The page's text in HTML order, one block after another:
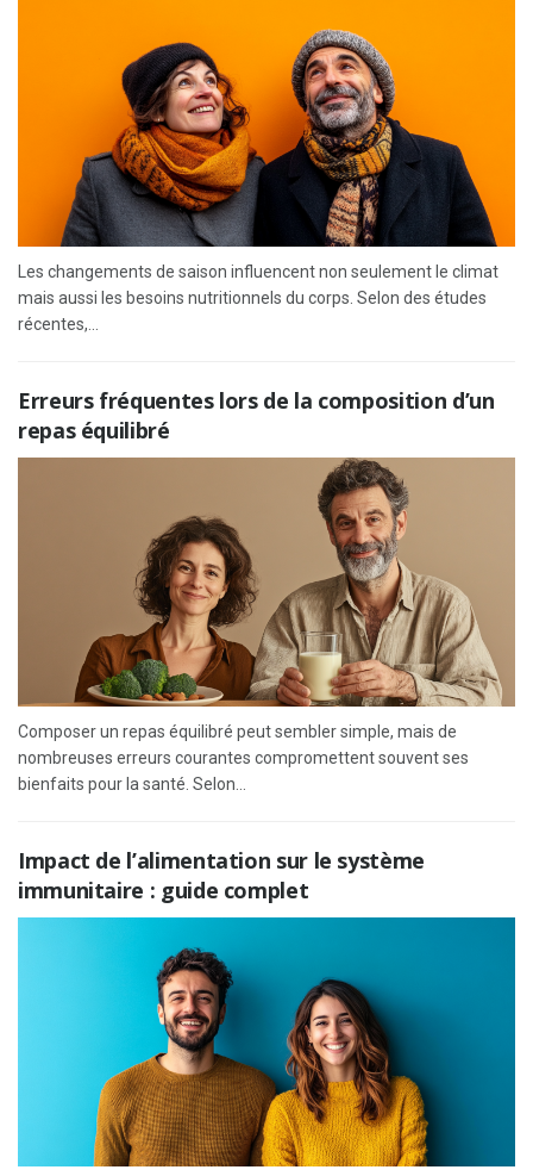
Les changements de saison influencent non seulement le climat
mais aussi les besoins nutritionnels du corps. Selon des études
récentes,...
Erreurs fréquentes lors de la composition d’un
repas équilibré
Composer un repas équilibré peut sembler simple, mais de
nombreuses erreurs courantes compromettent souvent ses
bienfaits pour la santé. Selon...
Impact de l’alimentation sur le système
immunitaire : guide complet